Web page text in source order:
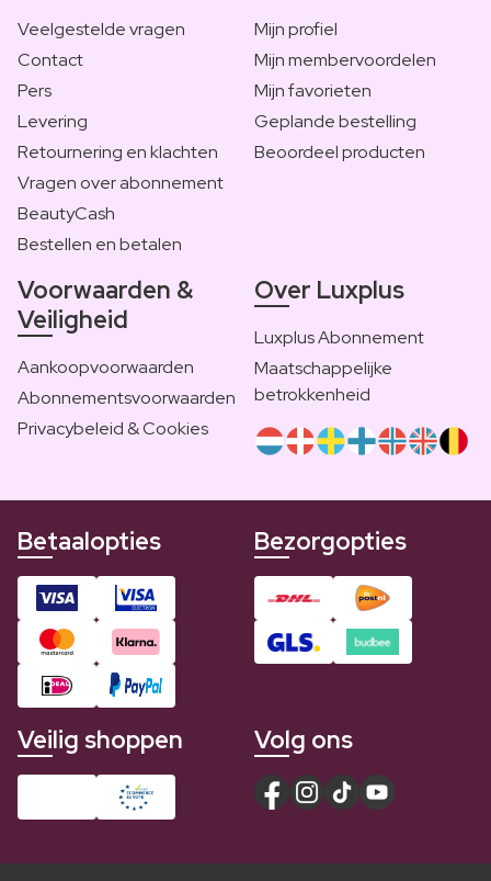
Veelgestelde vragen
Contact
Pers
Levering
Retournering en klachten
Vragen over abonnement
BeautyCash
Bestellen en betalen
Mijn profiel
Mijn membervoordelen
Mijn favorieten
Geplande bestelling
Beoordeel producten
Voorwaarden &
Veiligheid
Aankoopvoorwaarden
Abonnementsvoorwaarden
Privacybeleid & Cookies
Over Luxplus
Luxplus Abonnement
Maatschappelijke
betrokkenheid
Betaalopties Bezorgopties
Veilig shoppen Volg ons